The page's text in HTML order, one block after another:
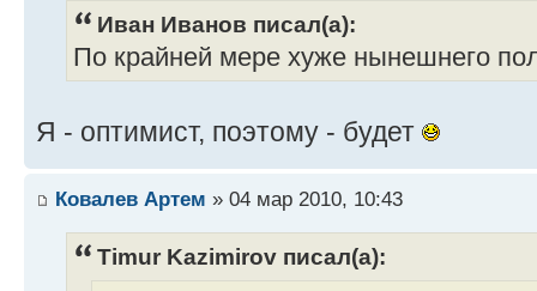
Иван Иванов писал(а):
По крайней мере хуже нынешнего
Я - оптимист, поэтому - будет
Ковалев Артем » 04 мар 2010, 10:43
Timur Kazimirov писал(а):